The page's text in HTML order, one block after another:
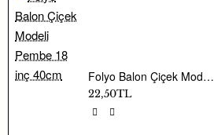
Folyo Balon Çiçek Modeli Pembe 18 inç 40cm
22,50TL